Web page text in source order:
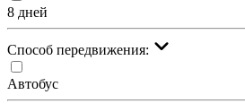
8 дней
Cпособ передвижения:
Автобус